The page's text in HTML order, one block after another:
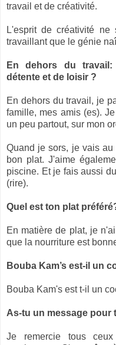
travail et de créativité.
L'esprit de créativité
travaillant que le génie
En dehors du
détente et de loisir ?
En dehors du travail, je
famille, mes amis (es).
un peu partout, sur mon
Quand je sors, je vais au
bon plat. J'aime
piscine. Et je fais aussi
(rire).
Quel est ton plat
En matière de plat, je
que la nourriture est
Bouba Kam’s est-il un
Bouba Kam's est t-il un
As-tu un message pour
Je remercie tous